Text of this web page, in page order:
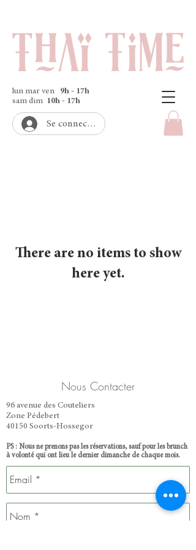
Se connecter
lun mar ven 9h - 17h
sam dim 10h - 17h
There are no items to show
here yet.
Nous Contacter
96 avenue des Couteliers
Zone Pédebert
40150 Soorts-Hossegor
​PS : Nous ne prenons pas les réservations, sauf pour les brunch
à volonté qui ont lieu le dernier dimanche de chaque mois.